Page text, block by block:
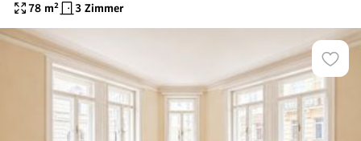
78 m² 3 Zimmer